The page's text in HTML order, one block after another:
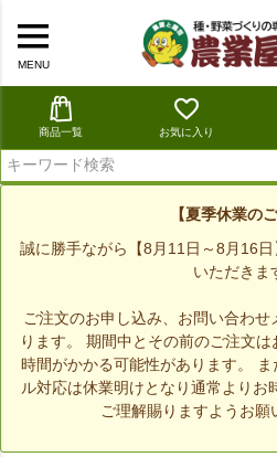
MENU
商品一覧 お気に入り
【夏季休業の
誠に勝手ながら【8月11日～8月16
いただきま
ご注文のお申し込み、お問い合わ
ります。 期間中とその前のご注文
時間がかかる可能性があります。
ル対応は休業明けとなり通常よりお
ご理解賜りますようお願